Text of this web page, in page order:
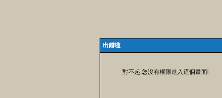
出錯啦
對不起,您沒有權限進入這個畫面!